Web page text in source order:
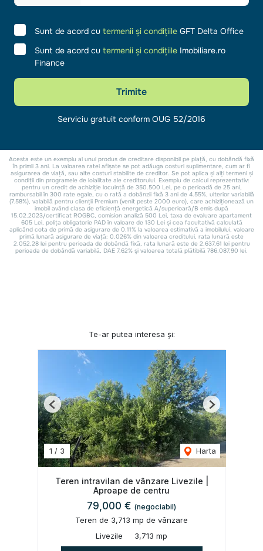
Te-ar putea interesa și:
1 / 3 Harta
Previous Next
Teren intravilan de vânzare Livezile |
Aproape de centru
79,000 € (negociabil)
Teren de 3,713 mp de vânzare
Livezile
3,713 mp